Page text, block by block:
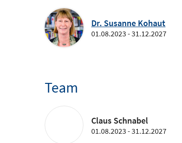
Dr. Susanne Kohaut
01.08.2023 - 31.12.2027
Team
Claus Schnabel
01.08.2023 - 31.12.2027